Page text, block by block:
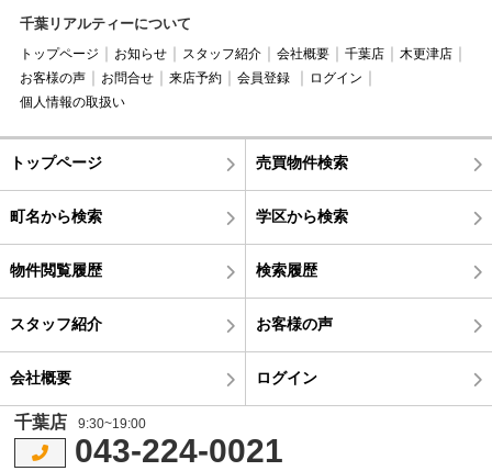
千葉リアルティーについて
トップページ お知らせ スタッフ紹介 会社概要 千葉店
木更津店
お客様の声
お問合せ 来店予約 会員登録
ログイン
個人情報の取扱い
トップページ 売買物件検索
町名から検索 学区から検索
物件閲覧履歴 検索履歴
スタッフ紹介 お客様の声
会社概要 ログイン
千葉店 9:30~19:00
043-224-0021